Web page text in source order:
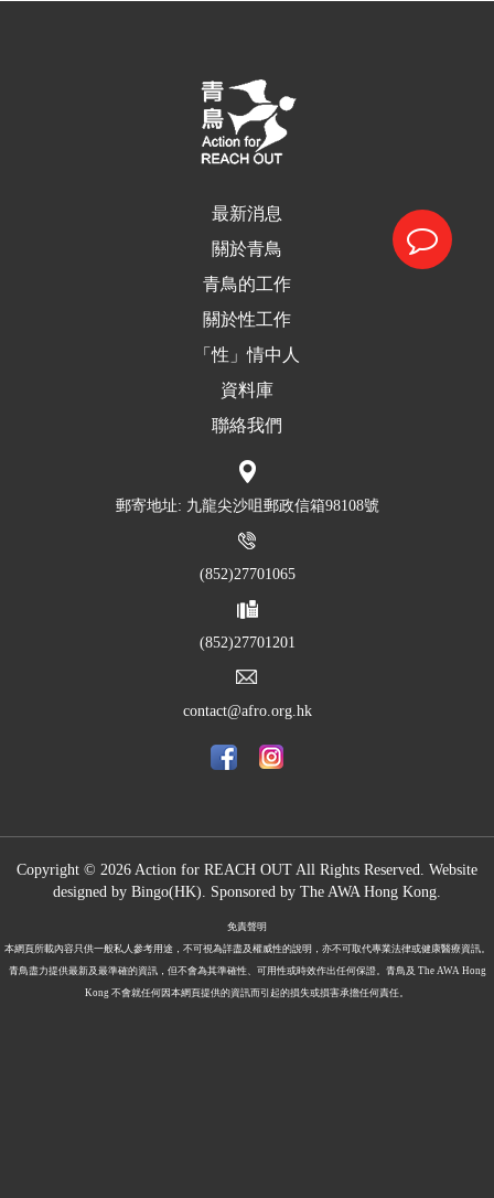
最新消息
關於青鳥
青鳥的工作
關於性工作
「性」情中人
資料庫
聯絡我們
郵寄地址: 九龍尖沙咀郵政信箱98108號
(852)27701065
(852)27701201
contact@afro.org.hk
Copyright © 2026 Action for REACH OUT All Rights Reserved. Website
designed by Bingo(HK) Sponsored by The AWA Hong Kong.
免責聲明
本網頁所載內容只供一般私人參考用途，不可視為詳盡及權威性的說明，亦不可取代專業法律或健康醫療資訊。
青鳥盡力提供最新及最準確的資訊，但不會為其準確性、可用性或時效作出任何保證。青鳥及 The AWA Hong
Kong 不會就任何因本網頁提供的資訊而引起的損失或損害承擔任何責任。